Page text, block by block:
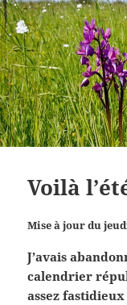
Voilà
Mise à jour du
J’avais
calendrier
assez